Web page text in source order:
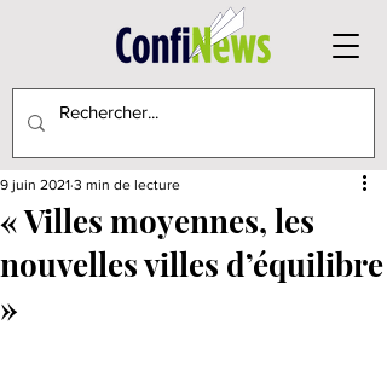
« Villes moyennes, les
nouvelles villes d’équilibre
»
9 juin 2021 3 min de lecture